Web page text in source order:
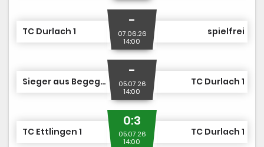
TC Durlach 1
-
07.06.26
14:00
spielfrei
Sieger aus Begegnung Nr. 5
-
05.07.26
14:00
TC Durlach 1
TC Ettlingen 1
0:3
05.07.26
14:00
TC Durlach 1